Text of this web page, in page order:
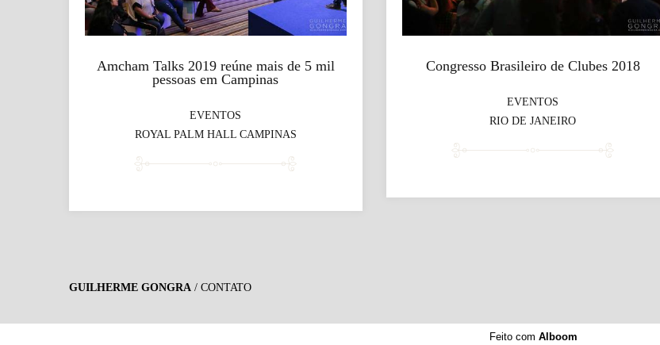
Amcham Talks 2019 reúne mais de 5 mil
pessoas em Campinas
EVENTOS
ROYAL PALM HALL CAMPINAS
Congresso Brasileiro de Clubes 2018
EVENTOS
RIO DE JANEIRO
GUILHERME GONGRA / CONTATO
Feito com Alboom